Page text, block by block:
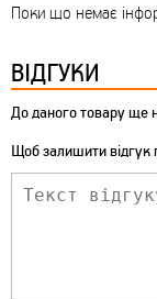
Поки що немає
ВІДГУКИ
До даного товару ще
Щоб залишити відгук